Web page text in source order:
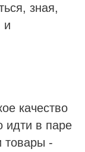
зная,
и
качество
идти в паре
товары -